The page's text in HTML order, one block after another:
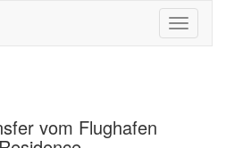
Toggle
vom Flughafen